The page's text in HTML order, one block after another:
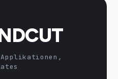
Applikationen,